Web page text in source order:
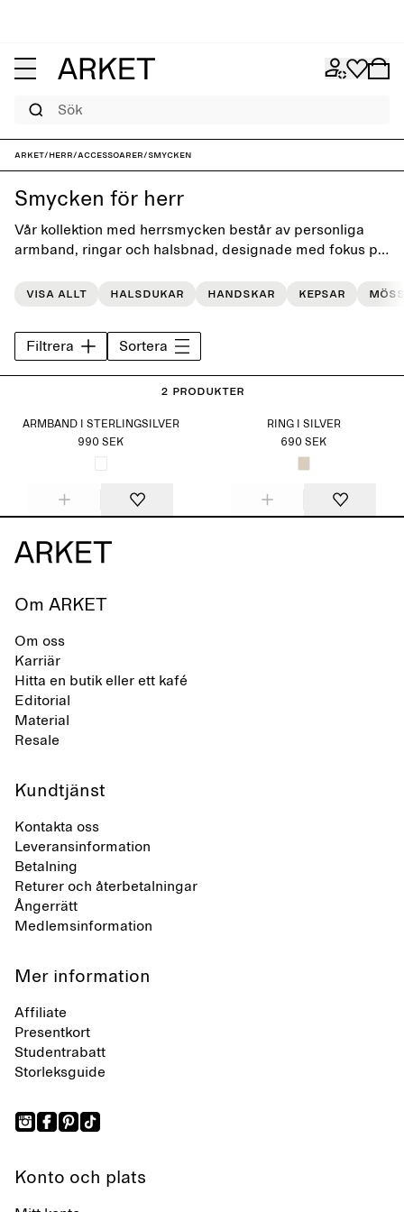
ARKET/Herr/Accessoarer/Smycken
Smycken för herr
Vår kollektion med herrsmycken består av personliga
armband, ringar och halsbnad, designade med fokus på
Visa allt
Halsdukar Handskar Kepsar
Filtrera Sortera
2 Produkter
ARMBAND I STERLINGSILVER
990 SEK
RING I SILVER
690 SEK
Om ARKET
Om oss
Karriär
Hitta en butik eller ett kafé
Editorial
Material
Resale
Kundtjänst
Kontakta oss
Leveransinformation
Betalning
Returer och återbetalningar
Ångerrätt
Medlemsinformation
Mer information
Affiliate
Presentkort
Studentrabatt
Storleksguide
Konto och plats